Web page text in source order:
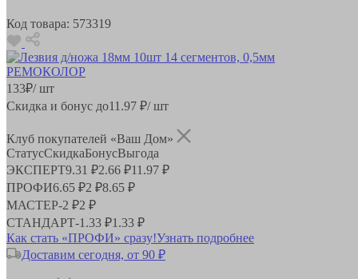
Код товара: 573319
133₽/ шт
Скидка и бонус до11.97 ₽/ шт
Клуб покупателей «Ваш Дом»
СтатусСкидкаБонусВыгода
ЭКСПЕРТ9.31 ₽2.66 ₽11.97 ₽
ПРОФИ6.65 ₽2 ₽8.65 ₽
МАСТЕР-2 ₽2 ₽
СТАНДАРТ-1.33 ₽1.33 ₽
Как стать «ПРОФИ» сразу!Узнать подробнее
Доставим сегодня, от 90 ₽